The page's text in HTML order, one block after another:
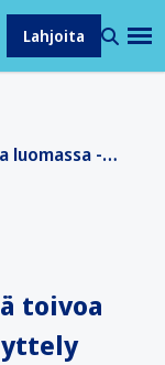
Lahjoita
Töölön kirjastossa
toivoa